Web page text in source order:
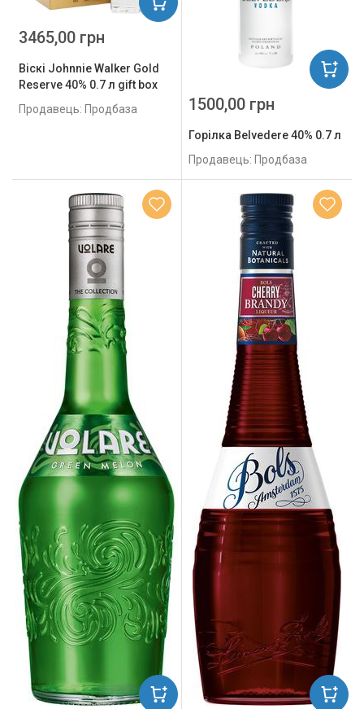
Віскі Johnnie Walker Gold
Reserve 40% 0.7 л gift box
Продавець: Продбаза
3465,00 грн
Горілка Belvedere 40% 0.7 л
Продавець: Продбаза
1500,00 грн